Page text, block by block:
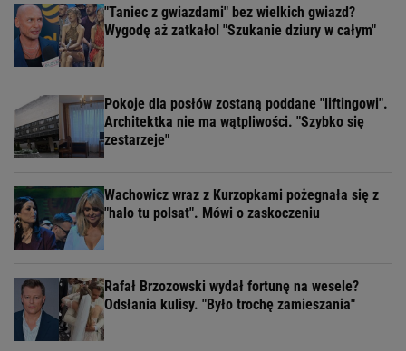
"Taniec z gwiazdami" bez wielkich gwiazd?
Wygodę aż zatkało! "Szukanie dziury w całym"
Pokoje dla posłów zostaną poddane "liftingowi".
Architektka nie ma wątpliwości. "Szybko się
zestarzeje"
Wachowicz wraz z Kurzopkami pożegnała się z
"halo tu polsat". Mówi o zaskoczeniu
Rafał Brzozowski wydał fortunę na wesele?
Odsłania kulisy. "Było trochę zamieszania"